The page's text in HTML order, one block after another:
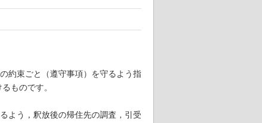
約束ごと（遵守事項）を守るよう指
ものです。
よう，釈放後の帰住先の調査，引受